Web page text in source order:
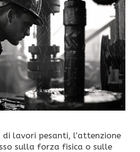
lavori pesanti, l’attenzione
sulla forza fisica o sulle